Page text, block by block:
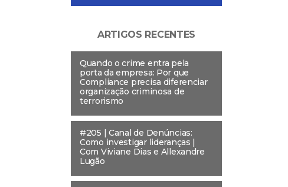
ARTIGOS RECENTES
Quando o crime entra pela
porta da empresa: Por que
Compliance precisa diferenciar
organização criminosa de
terrorismo
#205 | Canal de Denúncias:
Como investigar lideranças |
Com Viviane Dias e Allexandre
Lugão